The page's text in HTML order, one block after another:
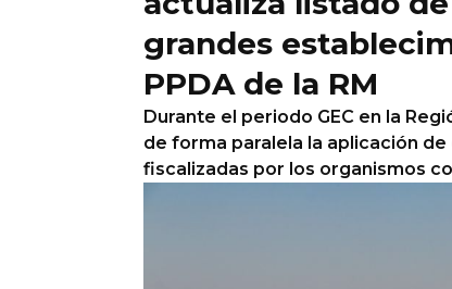
grandes
PPDA de la RM
Durante el periodo GEC en la
de forma paralela la aplicación
fiscalizadas por los organismos